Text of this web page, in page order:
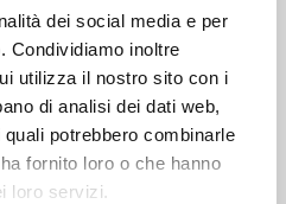
dei social media e per
Condividiamo inoltre
utilizza il nostro sito con i
di analisi dei dati web,
potrebbero combinarle
fornito loro o che hanno
loro servizi.
serie